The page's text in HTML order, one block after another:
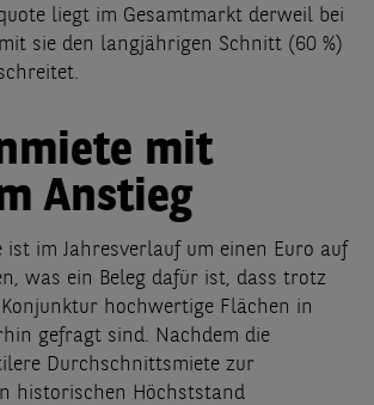
liegt im Gesamtmarkt derweil bei
sie den langjährigen Schnitt (60 %)
mit
Anstieg
ist im Jahresverlauf um einen Euro auf
was ein Beleg dafür ist, dass trotz
hochwertige Flächen in
gefragt sind. Nachdem die
Durchschnittsmiete zur
historischen Höchststand